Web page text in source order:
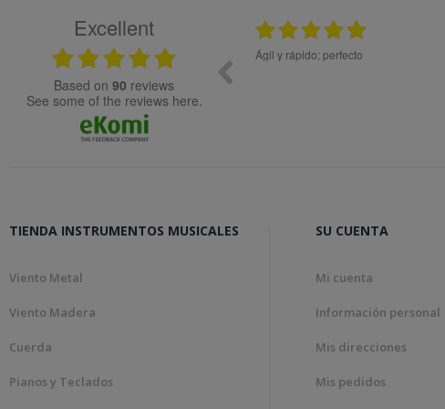
Excellent
based on 90 reviews
see some of the reviews here.
08.05.2026 08.04.2026
Muy bien
TIENDA INSTRUMENTOS MUSICALES
Viento Metal
Viento Madera
Cuerda
Pianos y Teclados
SU CUENTA
Mi cuenta
Información personal
Mis direcciones
Mis pedidos